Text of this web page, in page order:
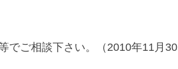
でご相談下さい。（2010年11月30